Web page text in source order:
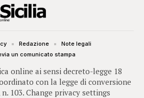
online ai sensi decreto-legge 18
con la legge di conversione
103. Change privacy settings
Redazione
Note legali
un comunicato stampa